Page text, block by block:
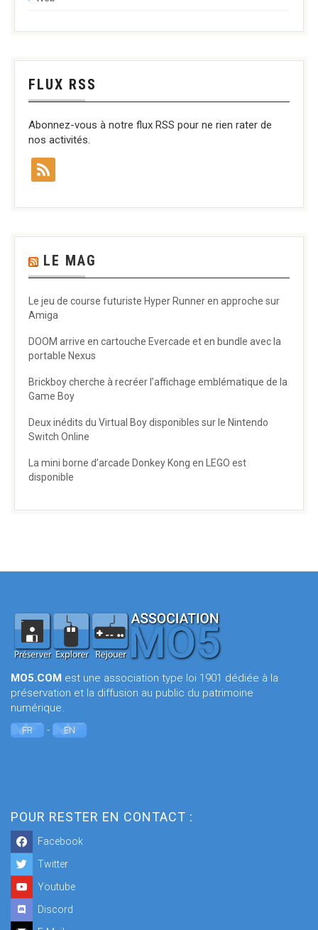
FLUX RSS
Abonnez-vous à notre flux RSS pour ne rien rater de
nos activités.
LE MAG
Le jeu de course futuriste Hyper Runner en approche sur
Amiga
DOOM arrive en cartouche Evercade et en bundle avec la
portable Nexus
Brickboy cherche à recréer l’affichage emblématique de la
Game Boy
Deux inédits du Virtual Boy disponibles sur le Nintendo
Switch Online
La mini borne d’arcade Donkey Kong en LEGO est
disponible
MO5.COM est une association type loi 1901 dédiée à la
préservation et la diffusion au public du patrimoine
numérique.
FR - EN
POUR RESTER EN CONTACT :
Facebook
Twitter
Youtube
Discord